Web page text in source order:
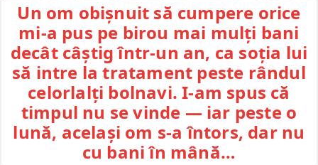
Un om obișnuit să cumpere orice
mi-a pus pe birou mai mulți bani
decât câștig într-un an, ca soția lui
să intre la tratament peste rândul
celorlalți bolnavi. I-am spus că
timpul nu se vinde — iar peste o
lună, același om s-a întors, dar nu
cu bani în mână…